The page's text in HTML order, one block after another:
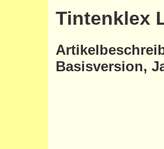
Tintenklex
Basisversion,